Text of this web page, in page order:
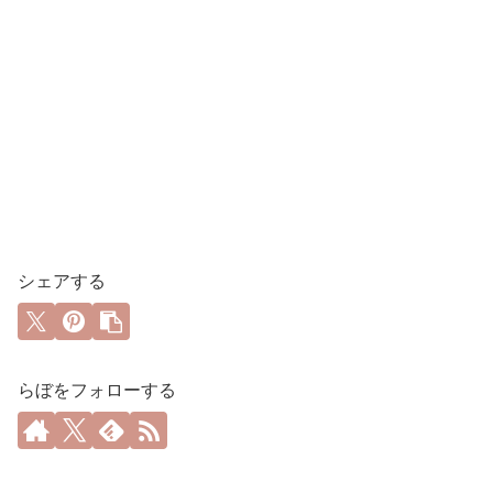
シェアする
らぼをフォローする